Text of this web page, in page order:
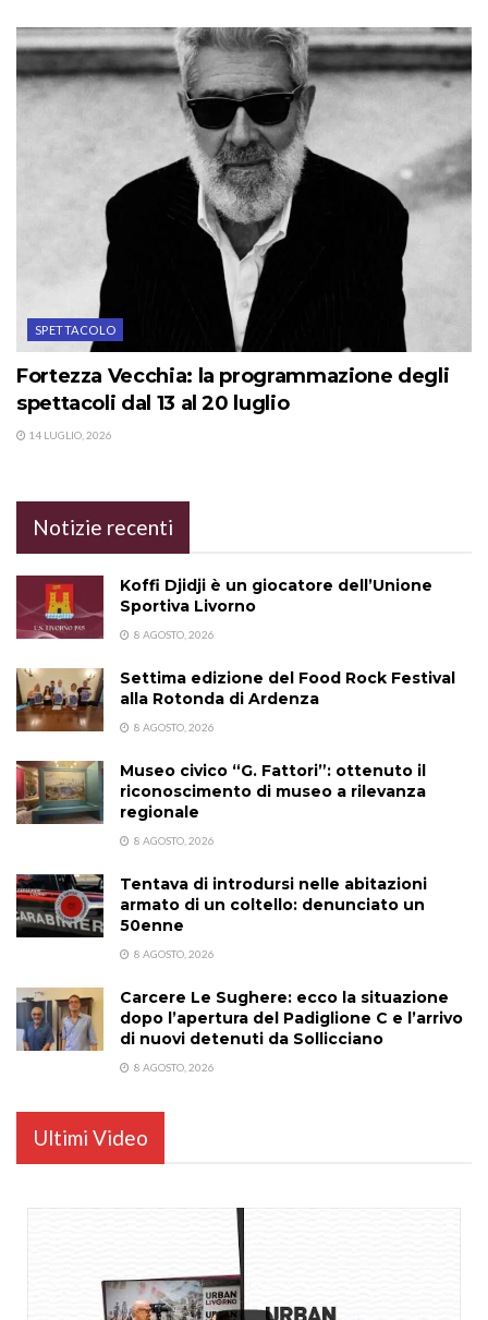
SPETTACOLO
Fortezza Vecchia: la programmazione degli
spettacoli dal 13 al 20 luglio
14 LUGLIO, 2026
Notizie recenti
Koffi Djidji è un giocatore dell’Unione
Sportiva Livorno
8 AGOSTO, 2026
Settima edizione del Food Rock Festival
alla Rotonda di Ardenza
8 AGOSTO, 2026
Museo civico “G. Fattori”: ottenuto il
riconoscimento di museo a rilevanza
regionale
8 AGOSTO, 2026
Tentava di introdursi nelle abitazioni
armato di un coltello: denunciato un
50enne
8 AGOSTO, 2026
Carcere Le Sughere: ecco la situazione
dopo l’apertura del Padiglione C e l’arrivo
di nuovi detenuti da Sollicciano
8 AGOSTO, 2026
Ultimi Video